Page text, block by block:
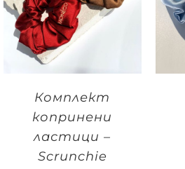
Комплект
копринени
ластици –
Scrunchie